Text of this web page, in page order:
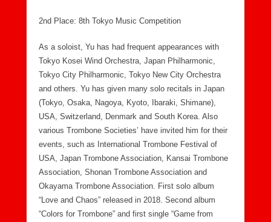
2nd Place: 8th Tokyo Music Competition
As a soloist, Yu has had frequent appearances with
Tokyo Kosei Wind Orchestra, Japan Philharmonic,
Tokyo City Philharmonic, Tokyo New City Orchestra
and others. Yu has given many solo recitals in Japan
(Tokyo, Osaka, Nagoya, Kyoto, Ibaraki, Shimane),
USA, Switzerland, Denmark and South Korea. Also
various Trombone Societies’ have invited him for their
events, such as International Trombone Festival of
USA, Japan Trombone Association, Kansai Trombone
Association, Shonan Trombone Association and
Okayama Trombone Association. First solo album
“Love and Chaos” released in 2018. Second album
“Colors for Trombone” and first single “Game from